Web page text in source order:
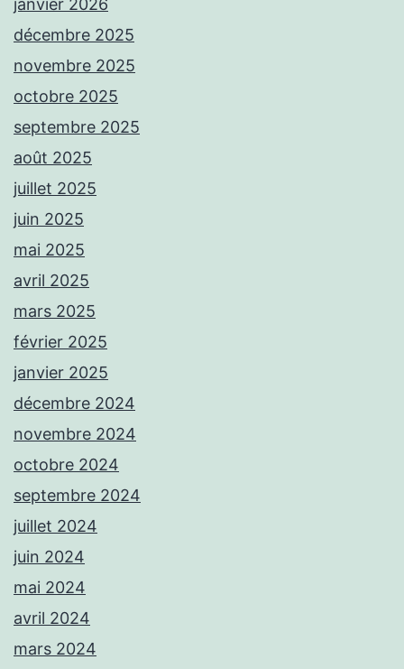
janvier 2026
décembre 2025
novembre 2025
octobre 2025
septembre 2025
août 2025
juillet 2025
juin 2025
mai 2025
avril 2025
mars 2025
février 2025
janvier 2025
décembre 2024
novembre 2024
octobre 2024
septembre 2024
juillet 2024
juin 2024
mai 2024
avril 2024
mars 2024